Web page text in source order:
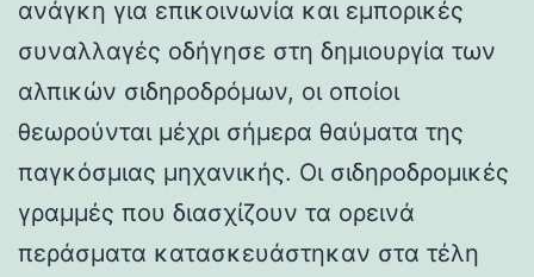
ανάγκη για επικοινωνία και εμπορικές
συναλλαγές οδήγησε στη δημιουργία των
αλπικών σιδηροδρόμων, οι οποίοι
θεωρούνται μέχρι σήμερα θαύματα της
παγκόσμιας μηχανικής. Οι σιδηροδρομικές
γραμμές που διασχίζουν τα ορεινά
περάσματα κατασκευάστηκαν στα τέλη